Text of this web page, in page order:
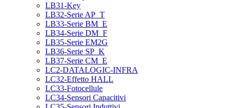
LB31-Key
LB32-Serie AP_T
LB33-Serie BM_E
LB34-Serie DM_F
LB35-Serie EM2G
LB36-Serie SP_K
LB37-Serie CM_E
LC2-DATALOGIC-INFRA
LC32-Effetto HALL
LC33-Fotocellule
LC34-Sensori Capacitivi